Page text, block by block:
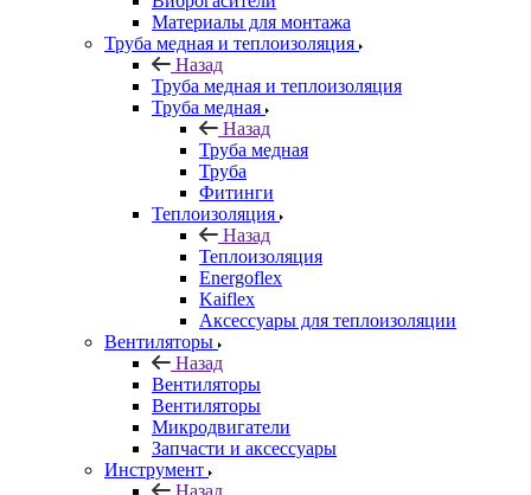
Материалы для монтажа
Труба медная и теплоизоляция
Назад
Труба медная и теплоизоляция
Труба медная
Назад
Труба медная
Труба
Фитинги
Теплоизоляция
Назад
Теплоизоляция
Energoflex
Kaiflex
Аксессуары для теплоизоляции
Вентиляторы
Назад
Вентиляторы
Вентиляторы
Микродвигатели
Запчасти и аксессуары
Инструмент
Назад